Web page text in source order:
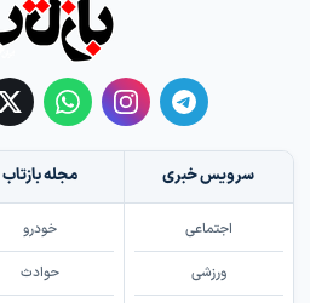
سرویس خبری
اجتماعی
ورزشی
مجله بازتاب
خودرو
حوادث